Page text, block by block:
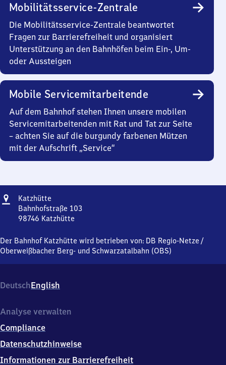
Mobilitätsservice-Zentrale
Die Mobilitätsservice-Zentrale beantwortet
Fragen zur Barrierefreiheit und organisiert
Unterstützung an den Bahnhöfen beim Ein-, Um-
oder Aussteigen
Mobile Servicemitarbeitende
Auf dem Bahnhof stehen Ihnen unsere mobilen
Servicemitarbeitenden mit Rat und Tat zur Seite
– achten Sie auf die burgundy farbenen Mützen
mit der Aufschrift „Service“
Adresse
Katzhütte
Bahnhofstraße 103
98746 Katzhütte
Bahnhofstraße
103,
4
Katzhütte
Der Bahnhof Katzhütte wird betrieben von: DB Regio-Netze /
Oberweißbacher Berg- und Schwarzatalbahn (OBS)
DeutschEnglish
Analyse verwalten
Compliance
Datenschutzhinweise
Informationen zur Barrierefreiheit